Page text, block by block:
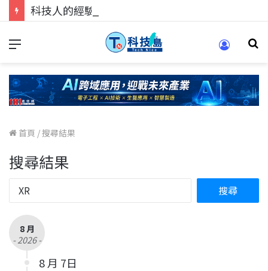
首頁 /搜尋結果
搜尋結果
8 月
- 2026 -
8 月 7日